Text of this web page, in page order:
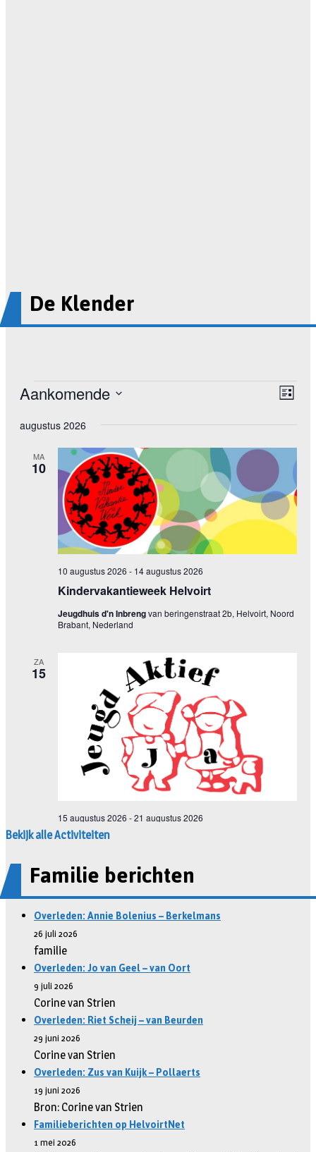
De Klender
Bekijk alle Activiteiten
Familie berichten
Overleden: Annie Bolenius – Berkelmans
26 juli 2026
familie
Overleden: Jo van Geel – van Oort
9 juli 2026
Corine van Strien
Overleden: Riet Scheij – van Beurden
29 juni 2026
Corine van Strien
Overleden: Zus van Kuijk – Pollaerts
19 juni 2026
Bron: Corine van Strien
Familieberichten op HelvoirtNet
1 mei 2026